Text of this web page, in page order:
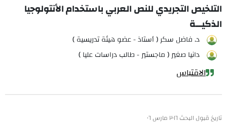
التلخيص التجريدي للنص العربي باستخدام الأنتولوجيا
الذكيـــة
د. فاضل سكر ( أستاذ - عضو هيئة تدريسية )
دانيا صغير ( ماجستير - طالب دراسات عليا )
الاقتباس
تاريخ قبول البحث ٢٠١٦ مارس ٠٦